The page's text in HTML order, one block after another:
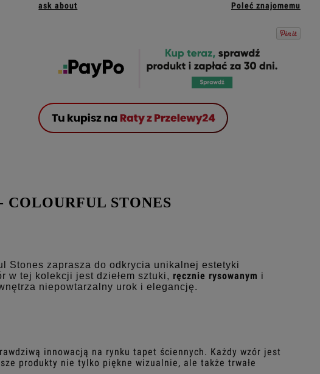
ask about Poleć znajomemu
- COLOURFUL STONES
Stones zaprasza do odkrycia unikalnej estetyki
w tej kolekcji jest dziełem sztuki, ręcznie rysowanym i
niepowtarzalny urok i elegancję.
innowacją na rynku tapet ściennych. Każdy wzór jest
produkty nie tylko piękne wizualnie, ale także trwałe